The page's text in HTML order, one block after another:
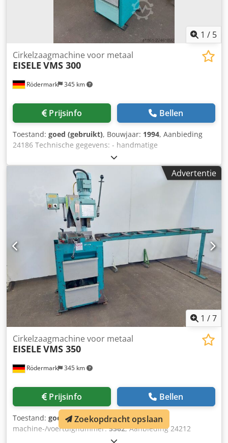
1 / 5
Rödermark 345 km
Cirkelzaagmachine voor metaal
EISELE VMS 300
Prijsinfo Bellen
Toestand: goed (gebruikt), Bouwjaar: 1994, Aanbieding
24186 Technische gegevens: - handmatige
zaagbladvoeding Dedpfx Ajzqtrfongsck -
werkstukbevestiging in de machinebankschroef - zaagblad
diameter tot 315 mm - 2 snijsnelheden 40 - 80 m/min -
snijbereik bij 90° rond 110 mm - rechthoekig 82 x 160 mm -
vierkant 82 x 82 mm - in verstek bij 45° rond 110 mm -
rechthoekig 80 x 120 mm - vierkant 82 x 82 mm -
aandrijving 400 V / 1,4 / 1,9 kW - koelmiddelsysteem -
benodigde ruimte ca. B 600 x H 1600 x D 750 mm - gewicht
ca. 300 kg
Advertentie
1 /7
Rödermark 345 km
Cirkelzaagmachine voor metaal
EISELE VMS 350
Prijsinfo Bellen
Toestand: goed (gebruikt), Bouwjaar:1996,
machine-/voertuignummer:5562, Aanbieding 24212
Dsdpfx Aozqtntsngeck Technische gegevens: - Zaagblad
Zoekopdracht opslaan